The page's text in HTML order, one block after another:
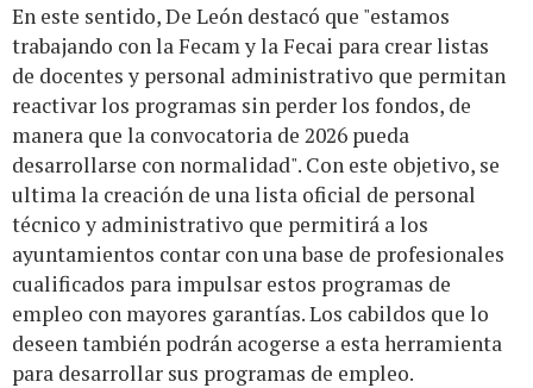
En este sentido, De León destacó que "estamos
trabajando con la Fecam y la Fecai para crear listas
de docentes y personal administrativo que permitan
reactivar los programas sin perder los fondos, de
manera que la convocatoria de 2026 pueda
desarrollarse con normalidad". Con este objetivo, se
ultima la creación de una lista oficial de personal
técnico y administrativo que permitirá a los
ayuntamientos contar con una base de profesionales
cualificados para impulsar estos programas de
empleo con mayores garantías. Los cabildos que lo
deseen también podrán acogerse a esta herramienta
para desarrollar sus programas de empleo.